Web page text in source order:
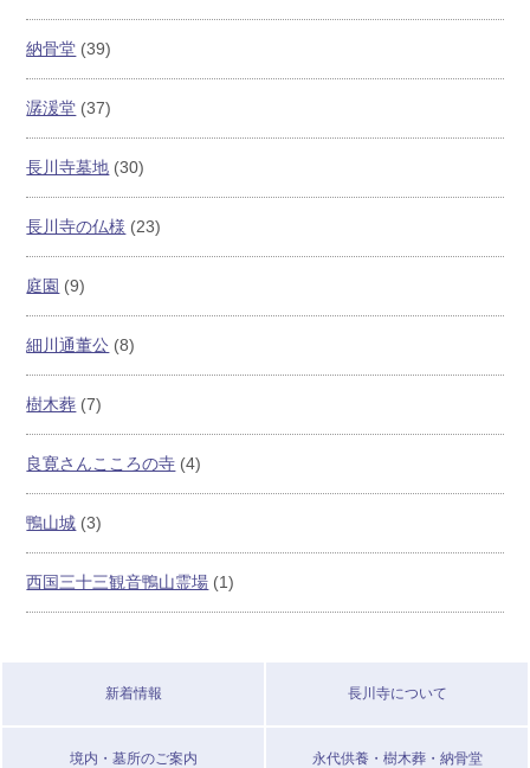
納骨堂 (39)
潺湲堂 (37)
長川寺墓地 (30)
長川寺の仏様 (23)
庭園 (9)
細川通董公 (8)
樹木葬 (7)
良寛さんこころの寺 (4)
鴨山城 (3)
西国三十三観音鴨山霊場 (1)
新着情報 長川寺について
境内・墓所のご案内 永代供養・樹木葬・納骨堂